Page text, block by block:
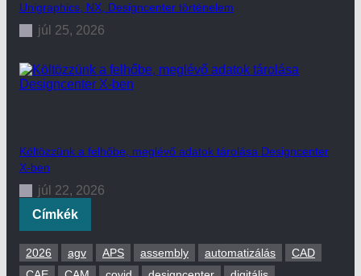
Unigraphics, NX, Designcenter történelem
júl 25, 2026
Költözzünk a felhőbe, meglévő adatok tárolása Designcenter
X-ben
júl 22, 2026
Címkék
2026 agv APS assembly automatizálás
CAD